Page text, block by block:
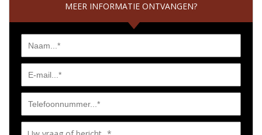
MEER INFORMATIE ONTVANGEN?